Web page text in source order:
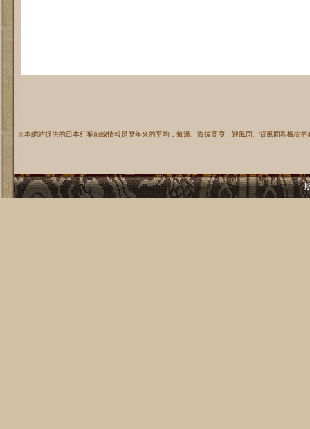
※本網站提供的日本紅葉前線情報是歷年來的平均，氣溫、海拔高度、迎風面、背風面和楓樹